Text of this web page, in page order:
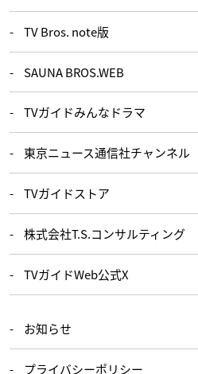
TV Bros. note版
SAUNA BROS.WEB
TVガイドみんなドラマ
東京ニュース通信社チャンネル
TVガイドストア
株式会社T.S.コンサルティング
TVガイドWeb公式X
お知らせ
プライバシーポリシー